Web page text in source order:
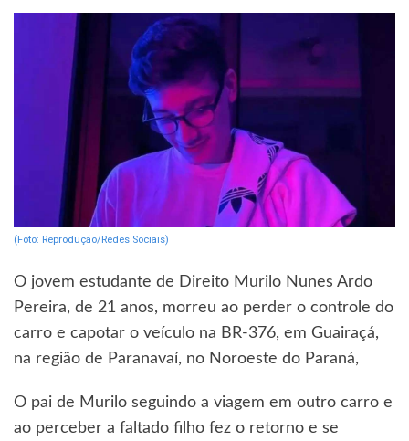
(Foto: Reprodução/Redes Sociais)
O jovem estudante de Direito Murilo Nunes Ardo
Pereira, de 21 anos, morreu ao perder o controle do
carro e capotar o veículo na BR-376, em Guairaçá,
na região de Paranavaí, no Noroeste do Paraná,
O pai de Murilo seguindo a viagem em outro carro e
ao perceber a faltado filho fez o retorno e se